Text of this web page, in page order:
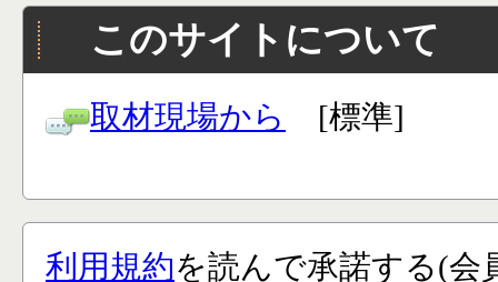
このサイトについて
取材現場から [標準]
利用規約を読んで承諾する(会